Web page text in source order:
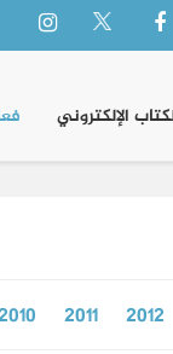
الإلكتروني
2012
2011